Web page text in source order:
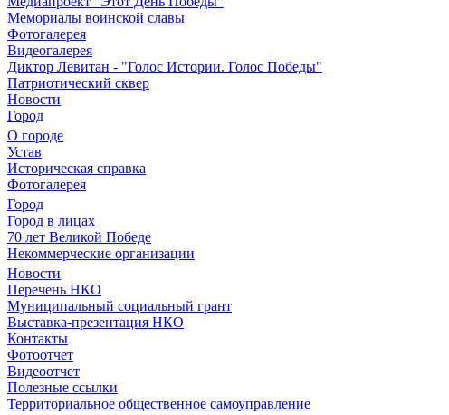
Мемориалы воинской славы
Фотогалерея
Видеогалерея
Диктор Левитан - "Голос Истории. Голос Победы"
Патриотический сквер
Новости
Город
О городе
Устав
Историческая справка
Фотогалерея
Город
Город в лицах
70 лет Великой Победе
Некоммерческие организации
Новости
Перечень НКО
Муниципальный социальный грант
Выставка-презентация НКО
Контакты
Фотоотчет
Видеоотчет
Полезные ссылки
Территориальное общественное самоуправление